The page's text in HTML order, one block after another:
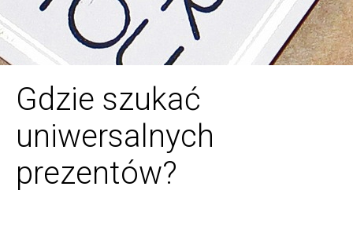
Gdzie szukać
uniwersalnych
prezentów?